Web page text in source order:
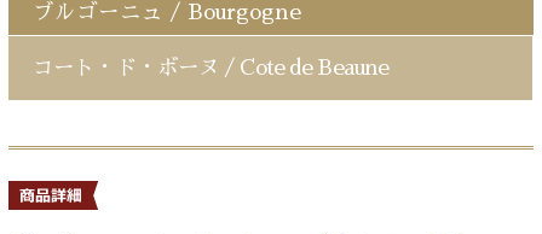
ブルゴーニュ / Bourgogne
コート・ド・ボーヌ / Cote de Beaune